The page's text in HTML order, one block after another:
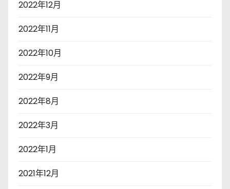
2022年12月
2022年11月
2022年10月
2022年9月
2022年8月
2022年3月
2022年1月
2021年12月